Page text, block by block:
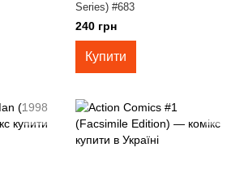
Series) #683
240 грн
Купити